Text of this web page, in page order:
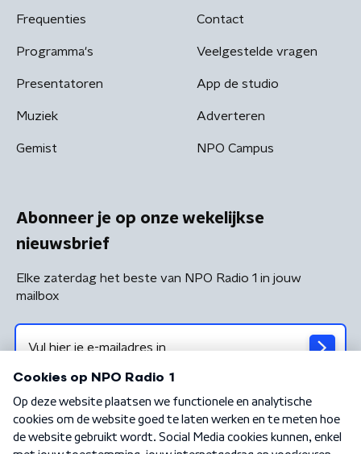
Frequenties
Programma's
Presentatoren
Muziek
Gemist
Contact
Veelgestelde vragen
App de studio
Adverteren
NPO Campus
Abonneer je op onze wekelijkse
nieuwsbrief
Elke zaterdag het beste van NPO Radio 1 in jouw
mailbox
Algemene voorwaarden